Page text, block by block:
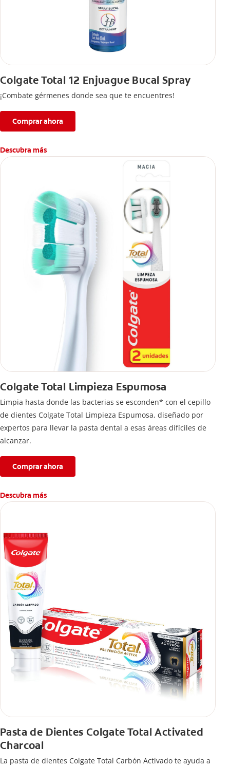
Colgate Total 12 Enjuague Bucal Spray
¡Combate gérmenes donde sea que te encuentres!
Comprar ahora
Descubra más
Colgate Total Limpieza Espumosa
Limpia hasta donde las bacterias se esconden* con el cepillo
de dientes Colgate Total Limpieza Espumosa, diseñado por
expertos para llevar la pasta dental a esas áreas difíciles de
alcanzar.
Comprar ahora
Descubra más
Pasta de Dientes Colgate Total Activated
Charcoal
La pasta de dientes Colgate Total Carbón Activado te ayuda a